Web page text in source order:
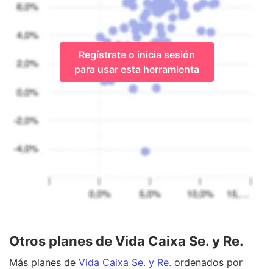
Regístrate o inicia sesión
para usar esta herramienta
Otros planes de Vida Caixa Se. y Re.
Más planes de Vida Caixa Se. y Re. ordenados por